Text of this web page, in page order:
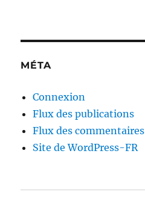
MÉTA
Connexion
Flux des publications
Flux des commentaires
Site de WordPress-FR